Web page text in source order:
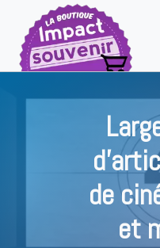
contenu
de
et